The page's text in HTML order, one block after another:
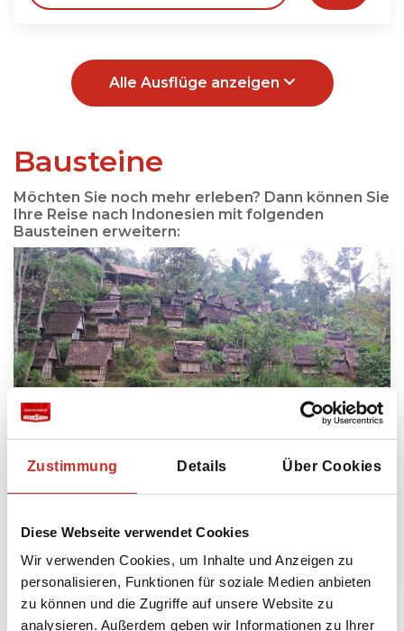
Zustimmung Details Über Cookies
Diese Webseite verwendet Cookies
Wir verwenden Cookies, um Inhalte und Anzeigen zu
personalisieren, Funktionen für soziale Medien anbieten
zu können und die Zugriffe auf unsere Website zu
analysieren. Außerdem geben wir Informationen zu Ihrer
Alle Ausflüge anzeigen
Bausteine
Möchten Sie noch mehr erleben? Dann können Sie
Ihre Reise nach Indonesien mit folgenden
Bausteinen erweitern:
Mehr lesen